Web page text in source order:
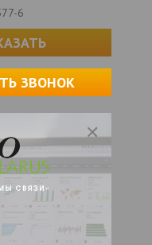
6
ЗВОНОК